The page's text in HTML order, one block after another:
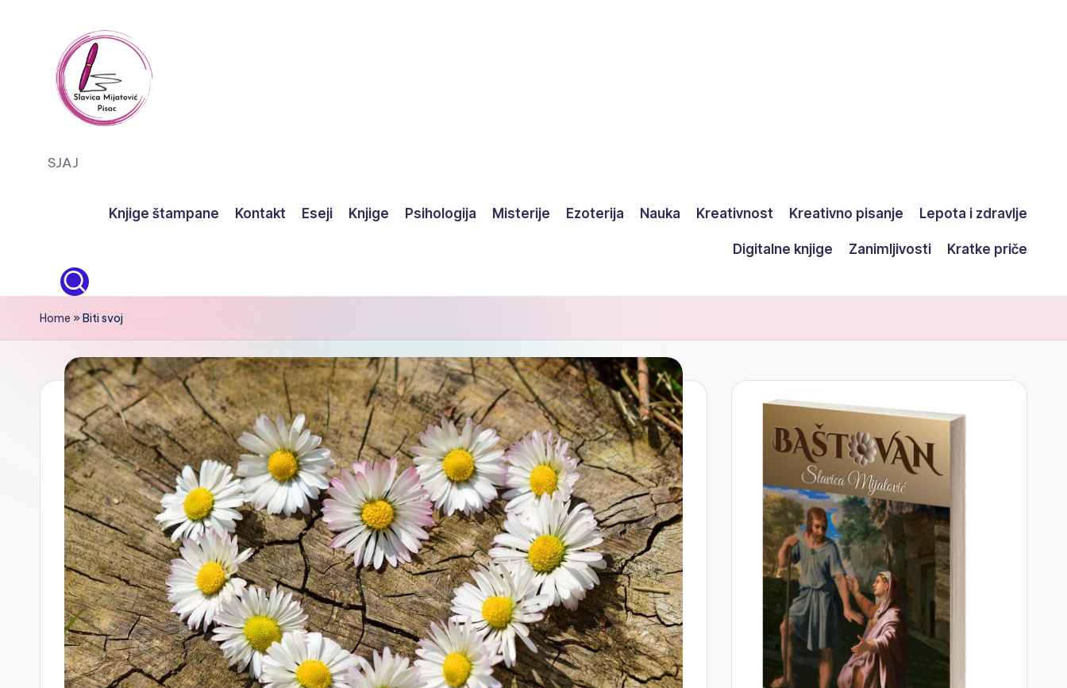
S
SJAJ
Knjige štampane Kontakt Eseji Knjige Psihologija Misterije Ezoterija Nauka Kreativnost Kreativno pisanje Lepota i zdravlje
Digitalne knjige Zanimljivosti Kratke priče
Home »Biti svoj